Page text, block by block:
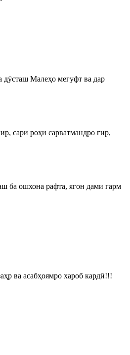
дӯсташ Малеҳо мегуфт ва дар
сари роҳи сарватмандро гир,
ба ошхона рафта, ягон дами гарм
ва асабҳоямро хароб кардӣ!!!